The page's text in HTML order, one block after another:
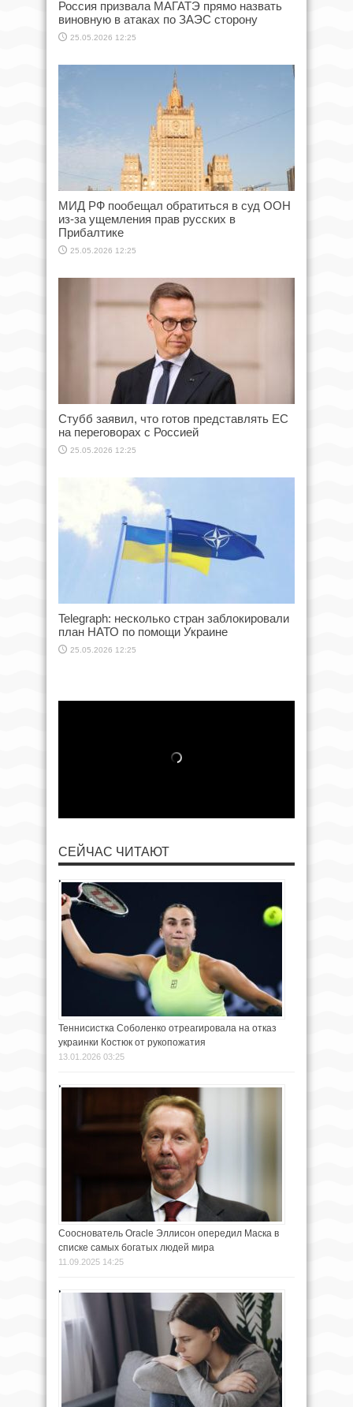
Россия призвала МАГАТЭ прямо назвать
виновную в атаках по ЗАЭС сторону
25.05.2026 12:25
МИД РФ пообещал обратиться в суд ООН
из-за ущемления прав русских в
Прибалтике
25.05.2026 12:25
Стубб заявил, что готов представлять ЕС
на переговорах с Россией
25.05.2026 12:25
Telegraph: несколько стран заблокировали
план НАТО по помощи Украине
25.05.2026 12:25
СЕЙЧАС ЧИТАЮТ
Теннисистка Соболенко отреагировала на отказ
украинки Костюк от рукопожатия
13.01.2026 03:25
Сооснователь Oracle Эллисон опередил Маска в
списке самых богатых людей мира
11.09.2025 14:25